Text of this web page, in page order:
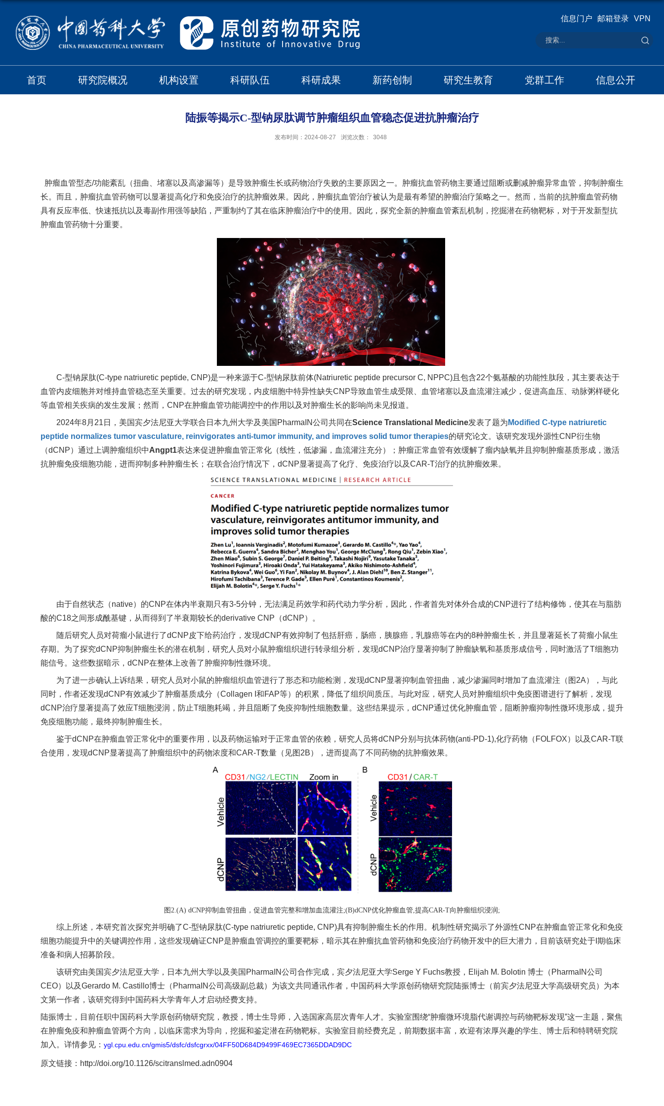
信息门户 邮箱登录 VPN
首页 研究院概况 机构设置 科研队伍 科研成果 新药创制 研究生教育 党群工作 信息公开
陆振等揭示C-型钠尿肽调节肿瘤组织血管稳态促进抗肿瘤治疗
发布时间：2024-08-27 浏览次数： 3048
肿瘤血管型态/功能紊乱（扭曲、堵塞以及高渗漏等）是导致肿瘤生长或药物治疗失败的主要原因之一。肿瘤抗血管药物主要通过阻断或删减肿瘤异常血管，抑制肿瘤生
长。而且，肿瘤抗血管药物可以显著提高化疗和免疫治疗的抗肿瘤效果。因此，肿瘤抗血管治疗被认为是最有希望的肿瘤治疗策略之一。然而，当前的抗肿瘤血管药物
具有反应率低、快速抵抗以及毒副作用强等缺陷，严重制约了其在临床肿瘤治疗中的使用。
因此，探究全新的肿瘤血管紊乱机制，挖掘潜在药物靶标，对于开发新型抗
肿瘤血管药物十分重要。
C-型钠尿肽(C-type natriuretic peptide, CNP)是一种来源于C-型钠尿肽前体(Natriuretic peptide precursor C, NPPC) 且包含22个氨基酸的功能性肽段，其主要表达于
血管内皮细胞并对维持血管稳态至关重要。过去的研究发现，内皮细胞中特异性缺失CNP导致血管生成受限、血管堵塞以及血流灌注减少，促进高血压、动脉粥样硬化
等血管相关疾病的发生发展；然而， CNP在肿瘤血管功能调控中的作用以及对肿瘤生长的影响尚未见报道。
2024年8月 21 日，美国宾夕法尼亚大学联合日本九州大学及美国 PharmaIN公司共同在Science Translational Medicine发表了题为 Modified C-type natriuretic
peptide normalizes tumor vasculature, reinvigorates anti-tumor immunity, and improves solid tumor therapies的研究论文。该研究发现外源性CNP衍生物
（dCNP）通过上调肿瘤组织中Angpt1表达来促进肿瘤血管正常化（线性，低渗漏，血流灌注充分）；肿瘤正常血管有效缓解了瘤内缺氧并且抑制肿瘤基质形成，激活
抗肿瘤免疫细胞功能，进而抑制多种肿瘤生长； 在联合治疗情况下， dCNP显著提高了化疗、免疫治疗以及CAR-T治疗的抗肿瘤效果。
由于自然状态（native）的CNP在体内半衰期只有3-5分钟，无法满足药效学和药代动力学分析，因此，作者首先对体外合成的CNP进行了结构修饰，使其在与脂肪
酸的C18之间形成酰基键，从而得到了半衰期较长的derivative CNP （dCNP）。
随后研究人员对荷瘤小鼠进行了dCNP皮下给药治疗，发现dCNP有效抑制了包括肝癌，肠癌，胰腺癌，乳腺癌等在内的8种肿瘤生长，并且显著延长了荷瘤小鼠生
存期。为了探究dCNP抑制肿瘤生长的潜在机制，研究人员对小鼠肿瘤组织进行转录组分析，发现dCNP治疗显著抑制了肿瘤缺氧和基质形成信号，同时激活了T细胞功
能信号。这些数据暗示， dCNP在整体上改善了肿瘤抑制性微环境。
为了进一步确认上诉结果，研究人员对小鼠的肿瘤组织血管进行了形态和功能检测，发现dCNP显著抑制血管扭曲，减少渗漏同时增加了血流灌注（图 2A），与此
同时，作者还发现dCNP有效减少了肿瘤基质成分（Collagen I 和FAP等）的积累，降低了组织间质压。与此对应，研究人员对肿瘤组织中免疫图谱进行了解析，发现
dCNP治疗显著提高了效应T细胞浸润，防止T细胞耗竭，并且阻断了免疫抑制性细胞数量。这些结果提示， dCNP通过优化肿瘤血管，阻断肿瘤抑制性微环境形成，提升
免疫细胞功能，最终抑制肿瘤生长。
鉴于dCNP在肿瘤血管正常化中的重要作用，以及药物运输对于正常血管的依赖，研究人员将dCNP分别与抗体药物(anti-PD-1),化疗药物（ FOLFOX）以及CAR-T联
合使用，发现dCNP显著提高了肿瘤组织中的药物浓度和CAR-T数量（见图 2B），进而提高了不同药物的抗肿瘤效果。
图 2.(A) dCNP抑制血管扭曲，促进血管完整和增加血流灌注;(B)dCNP优化肿瘤血管,提高CAR-T向肿瘤组织浸润 ;
综上所述，本研究首次探究并明确了C-型钠尿肽(C-type natriuretic peptide, CNP)具有抑制肿瘤生长的作用。机制性研究揭示了外源性CNP在肿瘤血管正常化和免疫
细胞功能提升中的关键调控作用，这些发现确证CNP是肿瘤血管调控的重要靶标，暗示其在肿瘤抗血管药物和免疫治疗药物开发中的巨大潜力 ，目前该研究处于 期临床
准备和病人招募阶段。
该研究由美国宾夕法尼亚大学，日本九州大学以及美国 PharmaIN公司合作完成，宾夕法尼亚大学Serge Y Fuchs教授， Elijah M. Bolotin 博士（ PharmaIN公司
CEO）以及Gerardo M. Castillo博士（ PharmaIN公司高级副总裁）为该文共同通讯作者，中国药科大学原创药物研究院陆振博士（前宾夕法尼亚大学高级研究员）为本
文第一作者 ， 该研究得到中国药科大学青年人才启动经费支持。
陆振博士，目前任职中国药科大学原创药物研究院，教授，博士生导师，入选国家高层次青年人才。实验室围绕“肿瘤微环境脂代谢调控与药物靶标发现”这一主题，聚焦
在肿瘤免疫和肿瘤血管两个方向，以临床需求为导向，挖掘和鉴定潜在药物靶标。实验室目前经费充足，前期数据丰富，欢迎有浓厚兴趣的学生、博士后和特聘研究院
加入。详情参见： ygl.cpu.edu.cn/gmis5/dsfc/dsfcgrxx/04FF50D684D9499F469EC7365DDAD9DC
原文链接 ： http://doi.org/10.1126/scitranslmed.adn0904